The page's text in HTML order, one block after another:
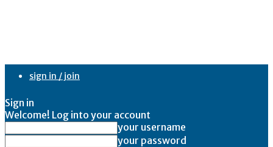
sign in / join
Sign in
Welcome! Log into your account
your username
your password